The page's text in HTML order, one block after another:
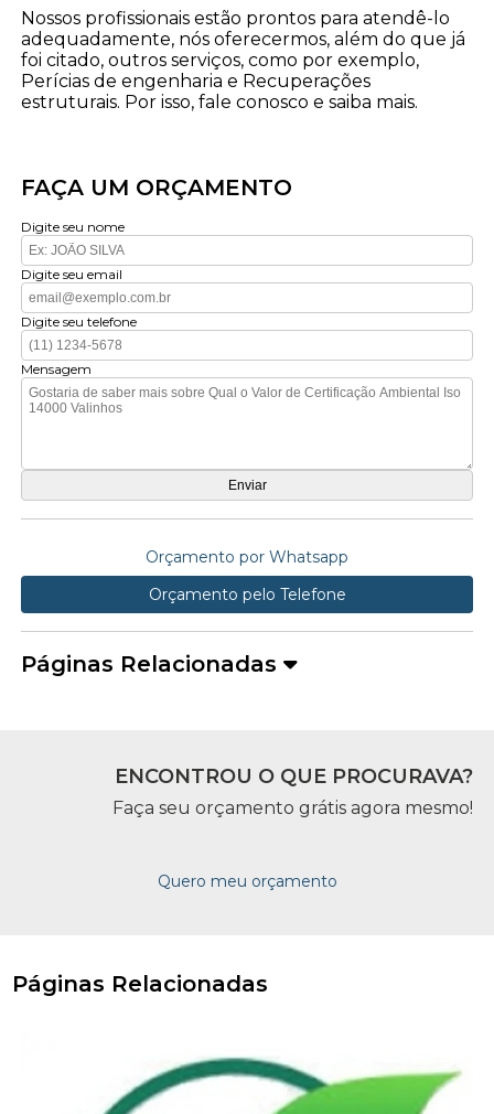
Nossos profissionais estão prontos para atendê-lo
adequadamente, nós oferecermos, além do que já
foi citado, outros serviços, como por exemplo,
Perícias de engenharia e Recuperações
estruturais. Por isso, fale conosco e saiba mais.
FAÇA UM ORÇAMENTO
Digite seu nome
Digite seu email
Digite seu telefone
Mensagem
Orçamento por Whatsapp
Orçamento pelo Telefone
Páginas Relacionadas
ENCONTROU O QUE PROCURAVA?
Faça seu orçamento grátis agora mesmo!
Quero meu orçamento
Páginas Relacionadas